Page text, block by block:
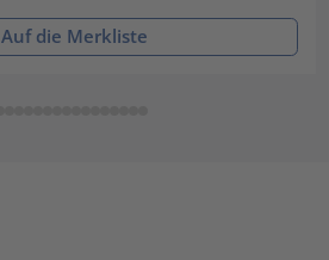
Auf die Merkliste